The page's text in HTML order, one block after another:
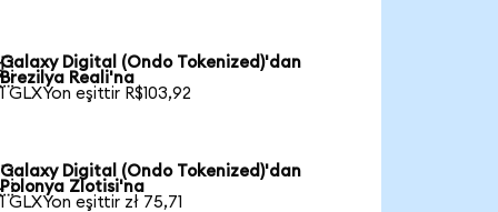
Galaxy Digital (Ondo Tokenized)'dan
Brezilya Reali'na
1 GLXYon eşittir R$103,92
Galaxy Digital (Ondo Tokenized)'dan
Polonya Zlotisi'na
1 GLXYon eşittir zł 75,71